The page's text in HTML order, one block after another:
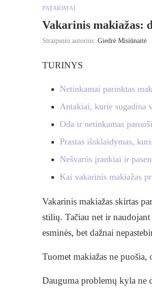
PATARIMAI
Vakarinis makiažas:
Straipsnio autorius: Giedrė Misiūnaitė
TURINYS
Netinkamai parinktas
Antakiai, kurie sugadina
Oda ir netinkamas
Prastas išsklaidymas,
Nešvarūs įrankiai ir
Kai vakarinis makiažas
Vakarinis makiažas skirtas
stilių. Tačiau net ir
esminės, bet dažnai
Tuomet makiažas ne
Dauguma problemų kyla ne